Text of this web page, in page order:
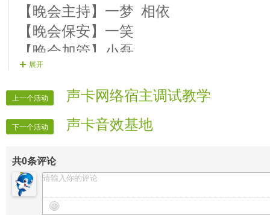
【晚会主持】一梦 相依
【晚会保安】一笑
【晚会加管】小磊
【晚会片花】大哥1 胖嫂2 珍惜3
【晚会迎宾】全体管理
展开
上一个活动 声卡网络宿主调试教学
下一个活动 声卡音效基地
共0条评论